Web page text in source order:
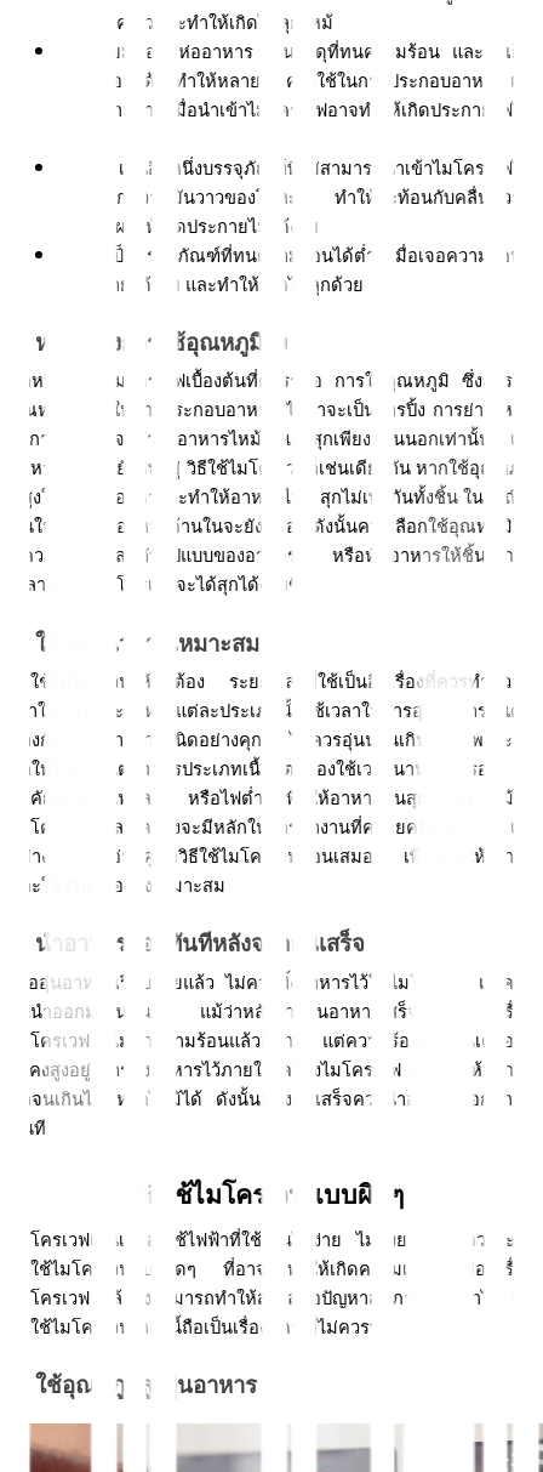
เข้าไมโครเวฟจะทำให้เกิดไฟลุกไหม้
อลูมิเนียมฟอยล์ห่ออาหาร เป็นวัสดุที่ทนความร้อน และกักเก็บ
ความร้อนได้ดี ทำให้หลายๆ  ครั้งใช้ในการประกอบอาหาร แต่
ด้วยความวาว เมื่อนำเข้าไมโครเวฟอาจทำให้เกิดประกายไฟได้
โลหะ เป็นอีกหนึ่งบรรจุภัณฑ์ที่ไม่สามารถนำเข้าไมโครเวฟได้
เนื่องจากความมันวาวของโลหะ ทำให้สะท้อนกับคลื่นความ
ร้อน ส่งผลให้เกิดประกายไฟได้ง่าย
โฟม เป็นบรรจุภัณฑ์ที่ทนความร้อนได้ต่ำ เมื่อเจอความร้อนก็
จะละลายได้ง่าย และทำให้เกิดไฟลุกด้วย
3. หลีกเลี่ยงการใช้อุณหภูมิสูง
อีกหนึ่งวิธีใช้ไมโครเวฟเบื้องต้นที่ควรรู้คือ การใช้อุณหภูมิ ซึ่งการใช้
อุณหภูมิสูงๆ ในการประกอบอาหาร ไม่ว่าจะเป็นการปิ้ง การย่าง หรือ
ว่าการทอด จะทำให้อาหารไหม้ และสุกเพียงด้านนอกเท่านั้น แต่
อาหารด้านในยังดิบอยู่ วิธีใช้ไมโครเวฟก็เช่นเดียวกัน หากใช้อุณหภูมิ
ที่สูงในการอุ่นอาหารจะทำให้อาหารไหม้ สุกไม่เท่ากันทั้งชิ้น ในกรณีที่
ชิ้นใหญ่มากๆ อาหารด้านในจะยังดิบอยู่ ดังนั้นควรเลือกใช้อุณหภูมิให้
มีความเหมาะสมกับรูปแบบของอาหาร หรือหั่นอาหารให้ชิ้นเล็กลง
เวลานำเข้าไมโครเวฟจะได้สุกได้ง่ายขึ้น
4. ใช้ระยะเวลาที่เหมาะสม
วิธีใช้ไมโครเวฟให้ถูกต้อง ระยะเวลาที่ใช้เป็นอีกเรื่องที่ควรทำความ
เข้าใจ เพราะอาหารแต่ละประเภทนั้นใช้เวลาในการอุ่นอาหารที่แตก
ต่างกัน อาหารบางชนิดอย่างคุกกี้ ไม่ควรอุ่นนานเกินไป เพราะจะ
ทำให้ไหม้ แต่อาหารประเภทเนื้อสัตว์ต้องใช้เวลานานในการอุ่น ที่
สำคัญต้องใช้ไฟกลาง หรือไฟต่ำ เพื่อให้อาหารนั้นสุกทั่วกัน แม้ว่า
ไมโครเวฟแต่ละเครื่องจะมีหลักในการทำงานที่คล้ายคลึงกัน แต่
อย่างไรก็ควรอ่านคู่มือวิธีใช้ไมโครเวฟก่อนเสมอ เพื่อช่วยให้เข้าใจ
และใช้งานได้อย่างเหมาะสม
5. นำอาหารออกทันทีหลังจากอุ่นเสร็จ
เมื่ออุ่นอาหารเรียบร้อยแล้ว ไม่ควรทิ้งอาหารไว้ในไมโครเวฟ แต่ควร
รีบนำออกมาในทันที แม้ว่าหลังจากอุ่นอาหารเสร็จแล้ว เครื่อง
ไมโครเวฟจะไม่ทำความร้อนแล้วก็ตาม แต่ความร้อนภายในเครื่องก็
ยังคงสูงอยู่ การทิ้งอาหารไว้ภายในเครื่องไมโครเวฟ อาจทำให้อาการ
สุกจนเกินไป หรือไหม้ได้ ดังนั้นหลังอุ่นเสร็จควรนำอาหารออกมาใน
ทันที
วิธีใช้ไมโครเวฟแบบผิดๆ
ไมโครเวฟเป็นเครื่องใช้ไฟฟ้าที่ใช้งานได้ง่าย ไม่ยุ่งยาก แต่ควรระวัง
วิธีใช้ไมโครเวฟแบบผิดๆ ที่อาจจะทำให้เกิดความเสียหายต่อเครื่อง
ไมโครเวฟ แล้วยังสามารถทำให้ส่งผลต่อปัญหาสุขภาพตามมาได้ ซึ่ง
วิธีใช้ไมโครเวฟเหล่านี้ถือเป็นเรื่องผิดๆ ที่ไม่ควรทำ
1. ใช้อุณหภูมิสูงอุ่นอาหาร